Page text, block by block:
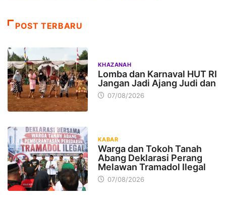
POST TERBARU
KHAZANAH
Lomba dan Karnaval HUT RI
Jangan Jadi Ajang Judi dan
07/08/2026
KABAR
Warga dan Tokoh Tanah
Abang Deklarasi Perang
Melawan Tramadol Ilegal
07/08/2026